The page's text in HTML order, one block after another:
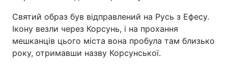
Цікавинки Погода
Екологія Регіони
Святий образ був відправлений на Русь з Ефесу.
Ікону везли через Корсунь, і на прохання
мешканців цього міста вона пробула там близько
року, отримавши назву Корсунської.